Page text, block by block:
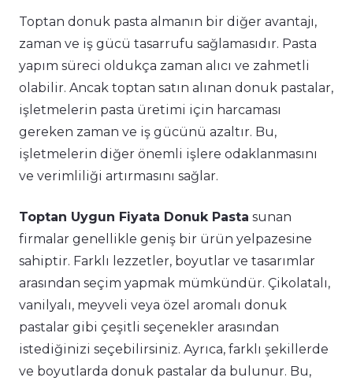
Toptan donuk pasta almanın bir diğer avantajı,
zaman ve iş gücü tasarrufu sağlamasıdır. Pasta
yapım süreci oldukça zaman alıcı ve zahmetli
olabilir. Ancak toptan satın alınan donuk pastalar,
işletmelerin pasta üretimi için harcaması
gereken zaman ve iş gücünü azaltır. Bu,
işletmelerin diğer önemli işlere odaklanmasını
ve verimliliği artırmasını sağlar.
Toptan Uygun Fiyata Donuk Pasta sunan
firmalar genellikle geniş bir ürün yelpazesine
sahiptir. Farklı lezzetler, boyutlar ve tasarımlar
arasından seçim yapmak mümkündür. Çikolatalı,
vanilyalı, meyveli veya özel aromalı donuk
pastalar gibi çeşitli seçenekler arasından
istediğinizi seçebilirsiniz. Ayrıca, farklı şekillerde
ve boyutlarda donuk pastalar da bulunur. Bu,